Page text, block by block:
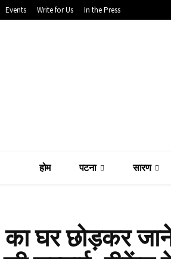
Events Write for Us In the Press
होम पटना सारण
घर छोड़कर जाने